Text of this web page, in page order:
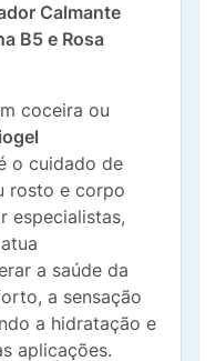
Calmante
B5 e Rosa
coceira ou
o cuidado de
rosto e corpo
especialistas,
a saúde da
a sensação
a hidratação e
aplicações.